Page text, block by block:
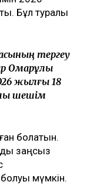
Бұл туралы
тергеу
Омарұлы
жылғы 18
шешім
болатын.
заңсыз
мүмкін.